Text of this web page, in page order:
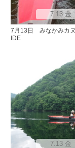
7.13 金
7月13日 みなかみカ
IDE
7.13 金